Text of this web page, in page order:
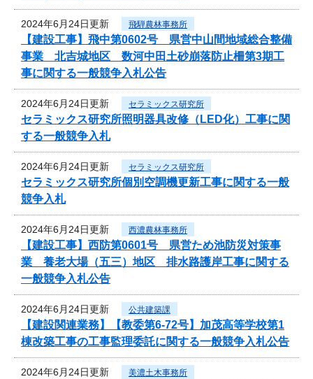
2024年6月24日更新 飛騨農林事務所
【建設工事】飛中第0602号 県営中山間地域総合整備
事業 北吉城地区 数河中田土砂崩落防止柵第3期工
事に関する一般競争入札公告
2024年6月24日更新 セラミックス研究所
セラミックス研究所照明器具改修（LED化）工事に関
する一般競争入札
2024年6月24日更新 セラミックス研究所
セラミックス研究所個別空調機更新工事に関する一般
競争入札
2024年6月24日更新 西濃農林事務所
【建設工事】西防第0601号 県営ため池防災対策事
業 養老大場（五三）地区 排水路護岸工事に関する
一般競争入札公告
2024年6月24日更新 公共建築課
【建設関連業務】【教委第6-72号】加茂高等学校第1
棟改築工事の工事監理委託に関する一般競争入札公告
2024年6月24日更新 美濃土木事務所